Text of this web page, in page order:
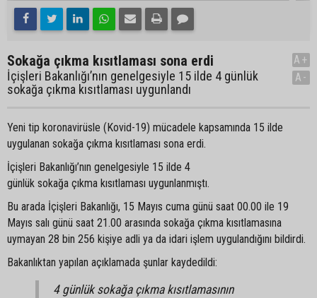
Sokağa çıkma kısıtlaması sona erdi
İçişleri Bakanlığı’nın genelgesiyle 15 ilde 4 günlük
sokağa çıkma kısıtlaması uygunlandı
A+
A-
Yeni tip koronavirüsle (Kovid-19) mücadele kapsamında 15 ilde
uygulanan sokağa çıkma kısıtlaması sona erdi.
İçişleri Bakanlığı’nın genelgesiyle 15 ilde 4
günlük sokağa çıkma kısıtlaması uygunlanmıştı.
Bu arada İçişleri Bakanlığı, 15 Mayıs cuma günü saat 00.00 ile 19
Mayıs salı günü saat 21.00 arasında sokağa çıkma kısıtlamasına
uymayan 28 bin 256 kişiye adli ya da idari işlem uygulandığını bildirdi.
Bakanlıktan yapılan açıklamada şunlar kaydedildi:
4 günlük sokağa çıkma kısıtlamasının